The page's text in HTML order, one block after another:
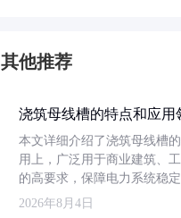
其他推荐
浇筑母线槽的特点和应用
本文详细介绍了浇筑母线槽
用上，广泛用于商业建筑、
的高要求，保障电力系统稳定
2026年8月4日